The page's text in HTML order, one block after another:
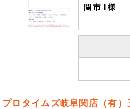
関市 I様
プロタイムズ岐阜関店（有